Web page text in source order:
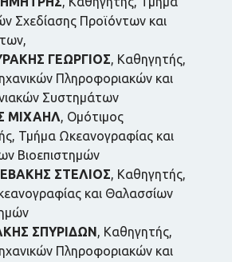
Σχεδίασης Προϊόντων και
ΓΕΩΡΓΙΟΣ, Καθηγητής,
Πληροφοριακών και
Συστημάτων
ΜΙΧΑΗΛ, Ομότιμος
Τμήμα Ωκεανογραφίας και
Βιοεπιστημών
ΣΤΕΛΙΟΣ, Καθηγητής,
και Θαλασσίων
ΣΠΥΡΙΔΩΝ , Καθηγητής,
Πληροφοριακών και